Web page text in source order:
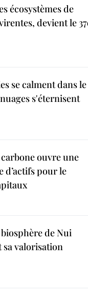
écosystèmes de
devient le
se calment dans le
s'éternisent
ouvre une
d’actifs pour le
de Nui
valorisation